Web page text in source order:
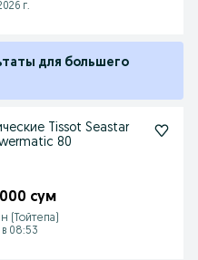
г.
для большего
Tissot Seastar
80
сум
(Тойтепа)
08:53